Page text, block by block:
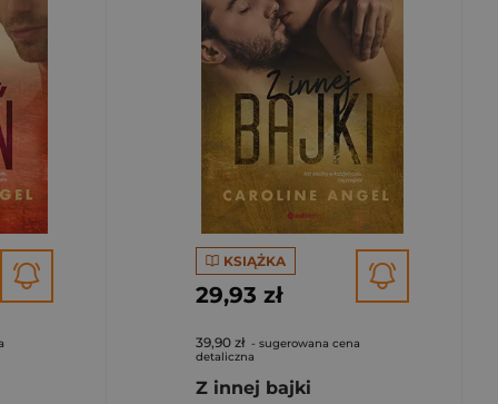
KSIĄŻKA
29,93 zł
39,90 zł - sugerowana cena
detaliczna
Z innej bajki